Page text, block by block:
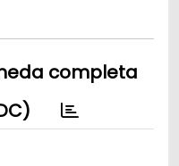
completa